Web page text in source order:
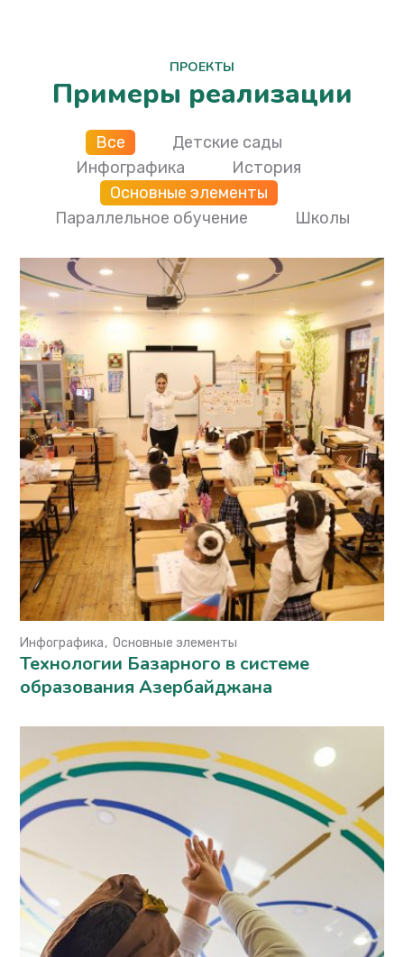
ПРОЕКТЫ
Примеры реализации
Все
Детские сады
Инфографика
История
Основные элементы
Параллельное обучение
Школы
Технологии Базарного в системе
образования Азербайджана
Инфографика Основные элементы